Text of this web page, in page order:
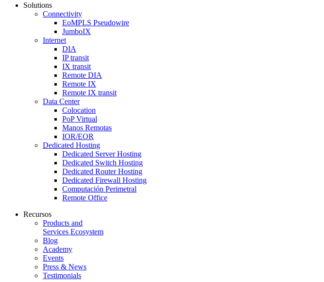
Solutions
Connectivity
EoMPLS Pseudowire
JumboIX
Internet
DIA
IP transit
IX transit
Remote DIA
Remote IX
Remote IX transit
Data Center
Colocation
PoP Virtual
Manos Remotas
IOR/EOR
Dedicated Hosting
Dedicated Server Hosting
Dedicated Switch Hosting
Dedicated Router Hosting
Dedicated Firewall Hosting
Computación Perimetral
Remote Office
Recursos
Products and
Services Ecosystem
Blog
Academy
Events
Press & News
Testimonials